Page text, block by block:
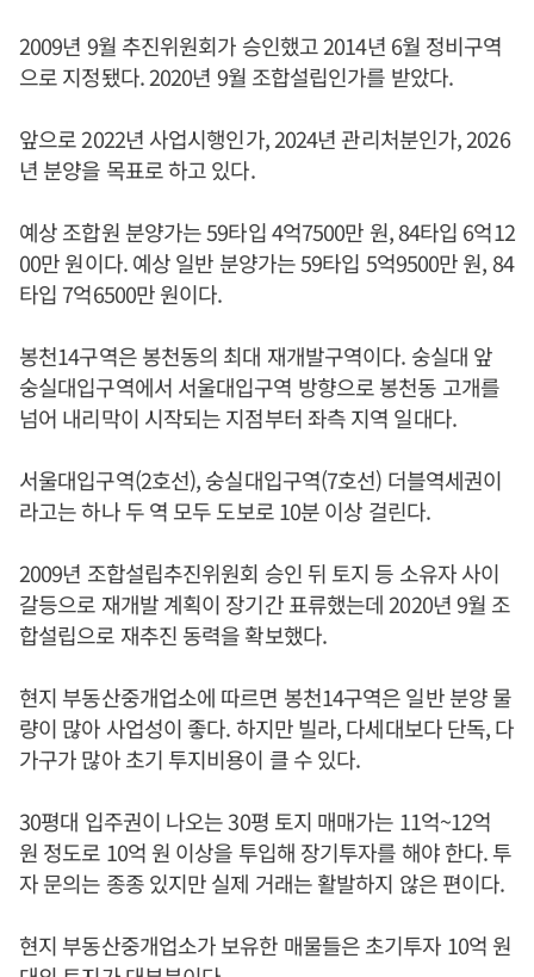
2009년 9월 추진위원회가 승인했고 2014년 6월 정비구역
으로 지정됐다. 2020년 9월 조합설립인가를 받았다.
앞으로 2022년 사업시행인가, 2024년 관리처분인가, 2026
년 분양을 목표로 하고 있다.
예상 조합원 분양가는 59타입 4억7500만 원, 84타입 6억12
00만 원이다. 예상 일반 분양가는 59타입 5억9500만 원, 84
타입 7억6500만 원이다.
봉천14구역은 봉천동의 최대 재개발구역이다. 숭실대 앞
숭실대입구역에서 서울대입구역 방향으로 봉천동 고개를
넘어 내리막이 시작되는 지점부터 좌측 지역 일대다.
서울대입구역(2호선), 숭실대입구역(7호선) 더블역세권이
라고는 하나 두 역 모두 도보로 10분 이상 걸린다.
2009년 조합설립추진위원회 승인 뒤 토지 등 소유자 사이
갈등으로 재개발 계획이 장기간 표류했는데 2020년 9월 조
합설립으로 재추진 동력을 확보했다.
현지 부동산중개업소에 따르면 봉천14구역은 일반 분양 물
량이 많아 사업성이 좋다. 하지만 빌라, 다세대보다 단독, 다
가구가 많아 초기 투지비용이 클 수 있다.
30평대 입주권이 나오는 30평 토지 매매가는 11억~12억
원 정도로 10억 원 이상을 투입해 장기투자를 해야 한다. 투
자 문의는 종종 있지만 실제 거래는 활발하지 않은 편이다.
현지 부동산중개업소가 보유한 매물들은 초기투자 10억 원